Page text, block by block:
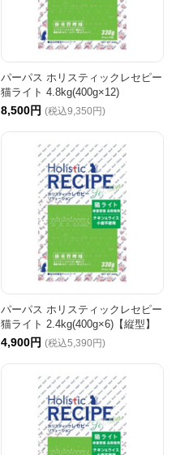
パーパス ホリスティックレセピー
猫ライト 4.8kg(400g×12)
8,500円 (税込9,350円)
パーパス ホリスティックレセピー
猫ライト 2.4kg(400g×6)【縦型】
4,900円 (税込5,390円)